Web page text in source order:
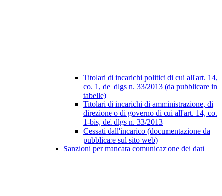
Titolari di incarichi politici di cui all'art. 14,
co. 1, del dlgs n. 33/2013 (da pubblicare in
tabelle)
Titolari di incarichi di amministrazione, di
direzione o di governo di cui all'art. 14, co.
1-bis, del dlgs n. 33/2013
Cessati dall'incarico (documentazione da
pubblicare sul sito web)
Sanzioni per mancata comunicazione dei dati